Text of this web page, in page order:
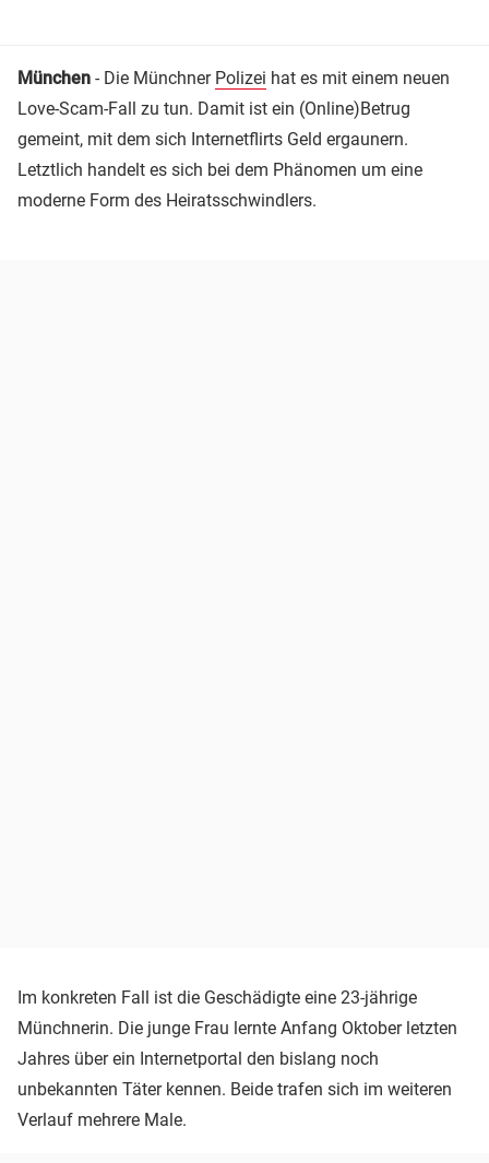
München - Die Münchner Polizei hat es mit einem neuen
Love-Scam-Fall zu tun. Damit ist ein (Online)Betrug
gemeint, mit dem sich Internetflirts Geld ergaunern.
Letztlich handelt es sich bei dem Phänomen um eine
moderne Form des Heiratsschwindlers.
Im konkreten Fall ist die Geschädigte eine 23-jährige
Münchnerin. Die junge Frau lernte Anfang Oktober letzten
Jahres über ein Internetportal den bislang noch
unbekannten Täter kennen. Beide trafen sich im weiteren
Verlauf mehrere Male.